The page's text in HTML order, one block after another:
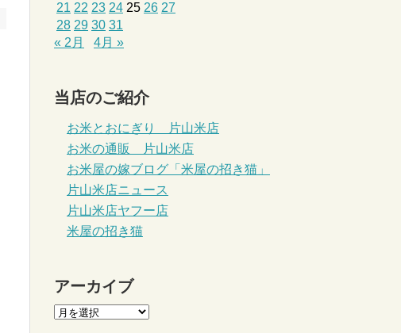
21 22 23 24 25 26 27
28 29 30 31
« 2月
4月 »
当店のご紹介
お米とおにぎり 片山米店
お米の通販 片山米店
お米屋の嫁ブログ「米屋の招き猫」
片山米店ニュース
片山米店ヤフー店
米屋の招き猫
アーカイブ